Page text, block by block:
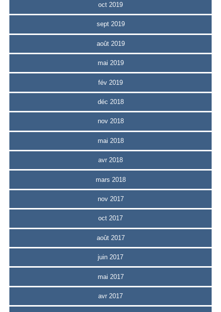
oct 2019
sept 2019
août 2019
mai 2019
fév 2019
déc 2018
nov 2018
mai 2018
avr 2018
mars 2018
nov 2017
oct 2017
août 2017
juin 2017
mai 2017
avr 2017